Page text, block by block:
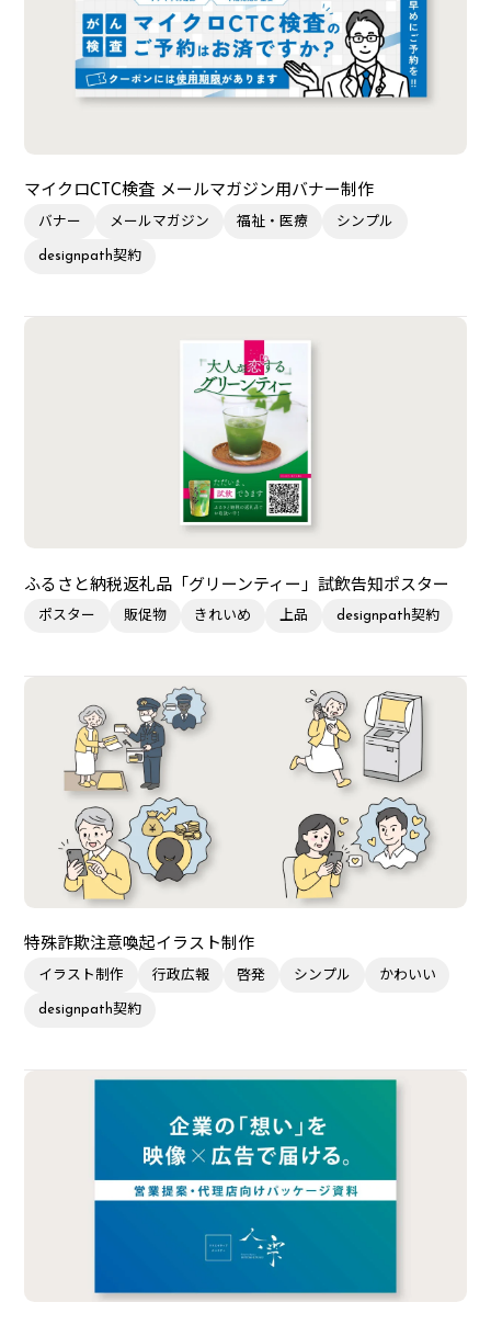
マイクロCTC検査 メールマガジン用バナー制作
バナー メールマガジン 福祉・医療 シンプル
designpath契約
ふるさと納税返礼品「グリーンティー」試飲告知ポスター
ポスター 販促物 きれいめ 上品 designpath契約
特殊詐欺注意喚起イラスト制作
イラスト制作 行政広報 啓発 シンプル かわいい
designpath契約